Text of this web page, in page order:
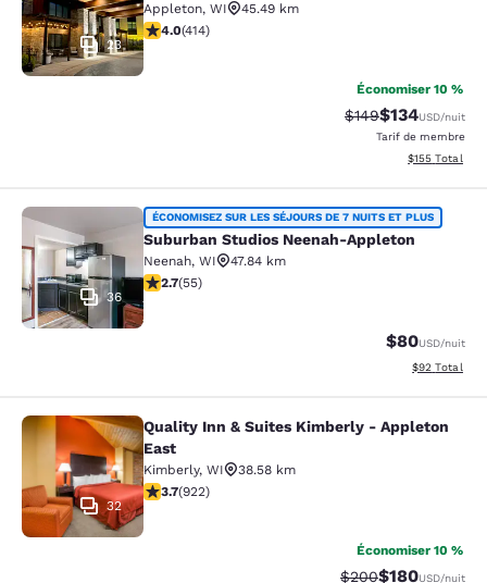
23
Appleton, WI
45.49 km
3.96 étoiles. Bien. 414 commentaires
4.0(414)
Économiser 10 %
Tarif barré :
$149Tarif réduit :
$134USD/nuit
Tarif de membre
Afficher les
$155 Total
Suburban Studios Neenah-Appleton
36
ÉCONOMISEZ SUR LES SÉJOURS DE 7 NUITS ET PLUS
Suburban Studios Neenah-Appleton
Neenah, WI
47.84 km
2.71 étoiles. Moyen. 55 commentaires
2.7(55)
$80USD/nuit
Afficher les
$92 Total
Quality Inn & Suites Kimberly -
32
Quality Inn & Suites Kimberly - Appleton
East
Kimberly, WI
38.58 km
3.74 étoiles. Bien. 922 commentaires
3.7(922)
Économiser 10 %
Tarif barré :
$200Tarif réduit :
$180USD/nuit